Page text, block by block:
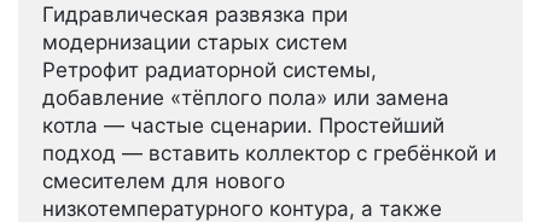
Гидравлическая развязка при
модернизации старых систем
Ретрофит радиаторной системы,
добавление «тёплого пола» или замена
котла — частые сценарии. Простейший
подход — вставить коллектор с гребёнкой и
смесителем для нового
низкотемпературного контура, а также